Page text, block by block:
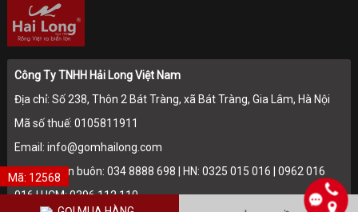
Công Ty TNHH Hải Long Việt Nam
Địa chỉ: Số 238, Thôn 2 Bát Tràng, xã Bát Tràng, Gia Lâm, Hà Nội
Mã số thuế: 0105811911
Email: info@gomhailong.com
Hotline: Bán buôn: 034 8888 698 | HN: 0325 015 016 | 0962 016
016 | HCM: 0396 112 110
Mã: 12568